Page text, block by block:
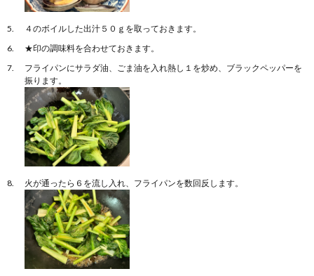
４のボイルした出汁５０ｇを取っておきます。
★印の調味料を合わせておきます。
フライパンにサラダ油、ごま油を入れ熱し１を炒め、ブラックペッパーを
振ります。
火が通ったら６を流し入れ、フライパンを数回反します。